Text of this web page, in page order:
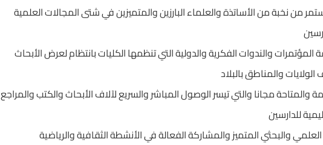
من نخبة من الأساتذة والعلماء البارزين والمتميزين في شتى المجالات العلمية
والندوات الفكرية والدولية التي تنظمها الكليات بانتظام لعرض الأبحاث
الولايات والمناطق بالبلاد
والمتاحة مجانا والتي تيسر الوصول المباشر والسريع لآلاف الأبحاث والكتب والمراجع
للدارسين
والبحثي المتميز والمشاركة الفعالة في الأنشطة الثقافية والرياضية